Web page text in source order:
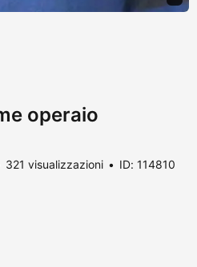
operaio
321 visualizzazioni ID: 114810